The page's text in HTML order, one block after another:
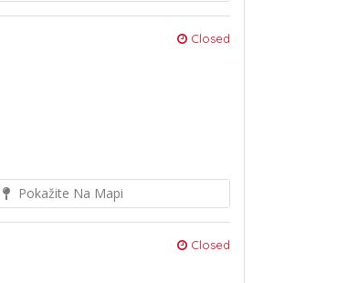
Closed
Pokažite Na Mapi
Closed